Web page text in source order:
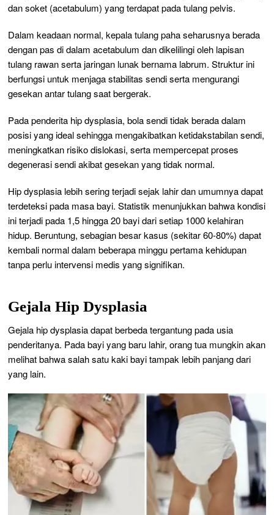
dan soket (acetabulum) yang terdapat pada tulang pelvis.
Dalam keadaan normal, kepala tulang paha seharusnya berada
dengan pas di dalam acetabulum dan dikelilingi oleh lapisan
tulang rawan serta jaringan lunak bernama labrum. Struktur ini
berfungsi untuk menjaga stabilitas sendi serta mengurangi
gesekan antar tulang saat bergerak.
Pada penderita hip dysplasia, bola sendi tidak berada dalam
posisi yang ideal sehingga mengakibatkan ketidakstabilan sendi,
meningkatkan risiko dislokasi, serta mempercepat proses
degenerasi sendi akibat gesekan yang tidak normal.
Hip dysplasia lebih sering terjadi sejak lahir dan umumnya dapat
terdeteksi pada masa bayi. Statistik menunjukkan bahwa kondisi
ini terjadi pada 1,5 hingga 20 bayi dari setiap 1000 kelahiran
hidup. Beruntung, sebagian besar kasus (sekitar 60-80%) dapat
kembali normal dalam beberapa minggu pertama kehidupan
tanpa perlu intervensi medis yang signifikan.
Gejala Hip Dysplasia
Gejala hip dysplasia dapat berbeda tergantung pada usia
penderitanya. Pada bayi yang baru lahir, orang tua mungkin akan
melihat bahwa salah satu kaki bayi tampak lebih panjang dari
yang lain.